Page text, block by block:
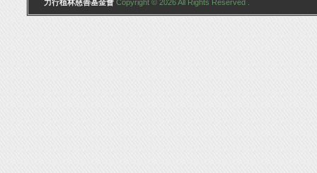
力行植林慈善基金會 Copyright © 2026 All Rights Reserved .